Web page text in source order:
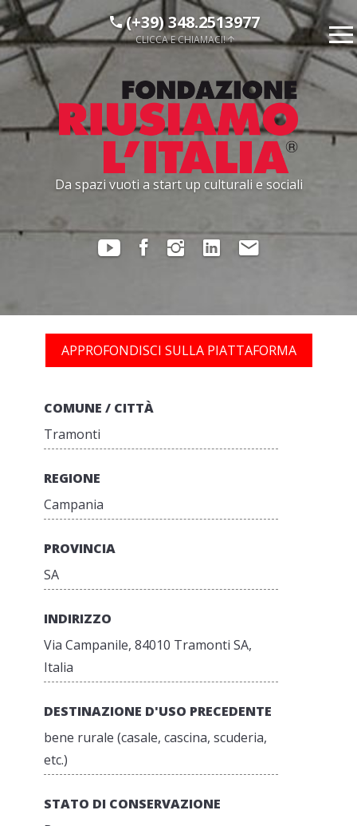
(+39) 348.2513977
CLICCA E CHIAMACI!
Da spazi vuoti a start up culturali e sociali
APPROFONDISCI SULLA PIATTAFORMA
COMUNE / CITTÀ
Tramonti
REGIONE
Campania
PROVINCIA
SA
INDIRIZZO
Via Campanile, 84010 Tramonti SA,
Italia
DESTINAZIONE D'USO PRECEDENTE
bene rurale (casale, cascina, scuderia,
etc.)
STATO DI CONSERVAZIONE